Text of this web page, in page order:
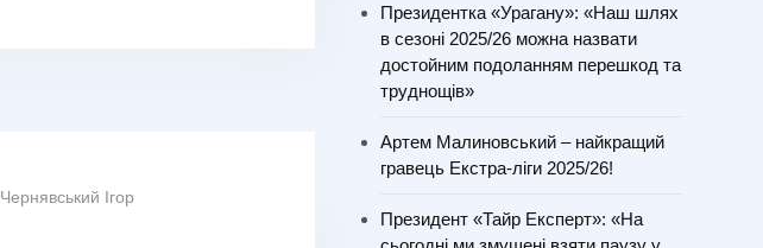
Чернявський Ігор
Президентка «Урагану»: «Наш шлях
в сезоні 2025/26 можна назвати
достойним подоланням перешкод та
труднощів»
Артем Малиновський – найкращий
гравець Екстра-ліги 2025/26!
Президент «Тайр Експерт»: «На